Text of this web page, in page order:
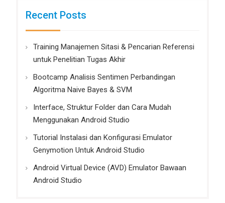
Recent Posts
Training Manajemen Sitasi & Pencarian Referensi
untuk Penelitian Tugas Akhir
Bootcamp Analisis Sentimen Perbandingan
Algoritma Naive Bayes & SVM
Interface, Struktur Folder dan Cara Mudah
Menggunakan Android Studio
Tutorial Instalasi dan Konfigurasi Emulator
Genymotion Untuk Android Studio
Android Virtual Device (AVD) Emulator Bawaan
Android Studio